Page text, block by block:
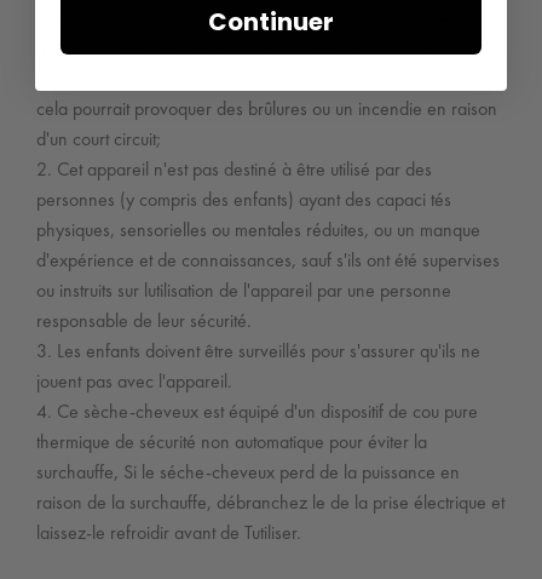
1. Cet appareil est uniquement utilisé pour le séchage et la
mise en forme des cheveux, ne l'utilisez pas à d'autres fins
cela pourrait provoquer des brûlures ou un incendie en raison
d'un court circuit;
2. Cet appareil n'est pas destiné à être utilisé par des
personnes (y compris des enfants) ayant des capaci tés
physiques, sensorielles ou mentales réduites, ou un manque
d'expérience et de connaissances, sauf s'ils ont été supervises
ou instruits sur lutilisation de l'appareil par une personne
responsable de leur sécurité.
3. Les enfants doivent être surveillés pour s'assurer qu'ils ne
jouent pas avec l'appareil.
4. Ce sèche-cheveux est équipé d'un dispositif de cou pure
thermique de sécurité non automatique pour éviter la
surchauffe, Si le séche-cheveux perd de la puissance en
raison de la surchauffe, débranchez le de la prise électrique et
laissez-le refroidir avant de Tutiliser.
Continuer